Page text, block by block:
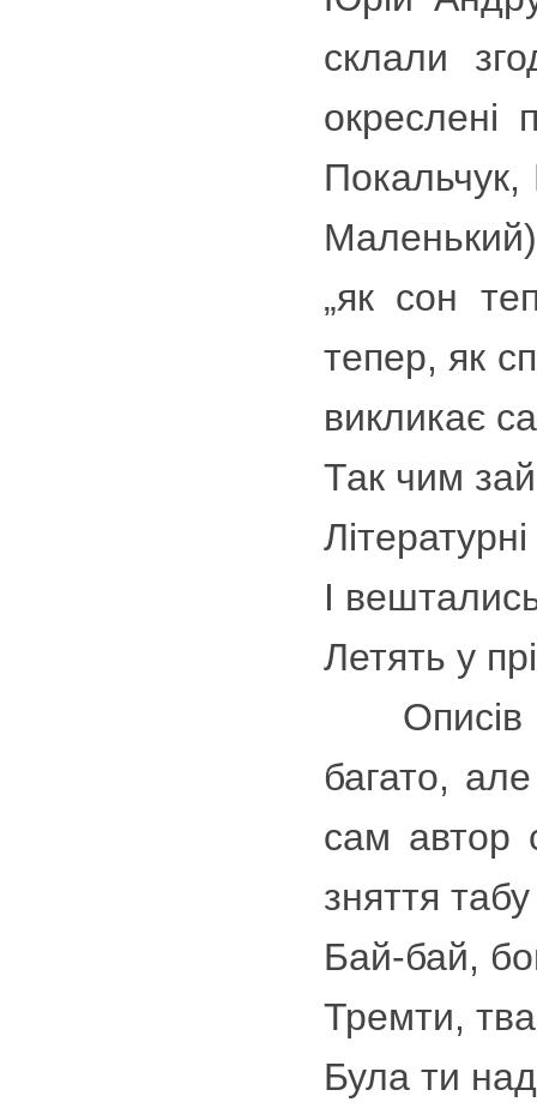
склали
окреслені
Покальчук,
„як сон
тепер, як
викликає
Так чим
І
Летять у
Описів
багато,
сам автор
зняття
Бай-бай,
Тремти,
Була ти